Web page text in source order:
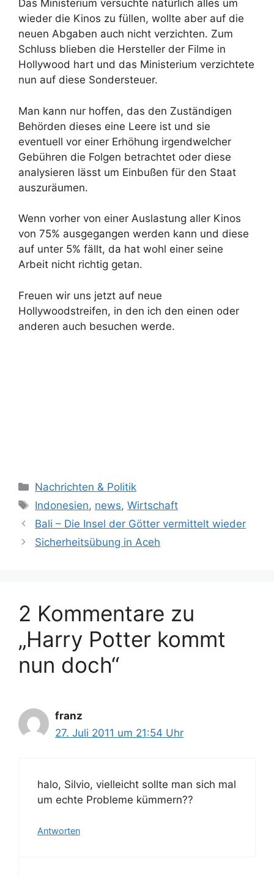
Das Ministerium versuchte natürlich alles um
wieder die Kinos zu füllen, wollte aber auf die
neuen Abgaben auch nicht verzichten. Zum
Schluss blieben die Hersteller der Filme in
Hollywood hart und das Ministerium verzichtete
nun auf diese Sondersteuer.
Man kann nur hoffen, das den Zuständigen
Behörden dieses eine Leere ist und sie
eventuell vor einer Erhöhung irgendwelcher
Gebühren die Folgen betrachtet oder diese
analysieren lässt um Einbußen für den Staat
auszuräumen.
Wenn vorher von einer Auslastung aller Kinos
von 75% ausgegangen werden kann und diese
auf unter 5% fällt, da hat wohl einer seine
Arbeit nicht richtig getan.
Freuen wir uns jetzt auf neue
Hollywoodstreifen, in den ich den einen oder
anderen auch besuchen werde.
K
a
e
g
e
n
Nachrichten & Politik
S
c
l
t
r
Indonesien, news,Wirtschaft
Bali – Die Insel der Götter vermittelt wieder
Sicherheitsübung in Aceh
2 Kommentare zu
„Harry Potter kommt
nun doch“
franz
27. Juli 2011 um 21:54 Uhr
halo, Silvio, vielleicht sollte man sich mal
um echte Probleme kümmern??
Antworten